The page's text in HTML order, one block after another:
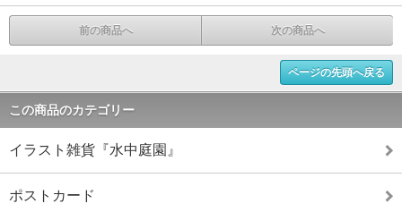
前の商品へ 次の商品へ
ページの先頭へ戻る
この商品のカテゴリー
イラスト雑貨『水中庭園』
ポストカード